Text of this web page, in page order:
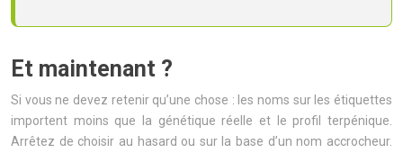
Et maintenant ?
Si vous ne devez retenir qu’une chose : les noms sur les étiquettes
importent moins que la génétique réelle et le profil terpénique.
Arrêtez de choisir au hasard ou sur la base d’un nom accrocheur.